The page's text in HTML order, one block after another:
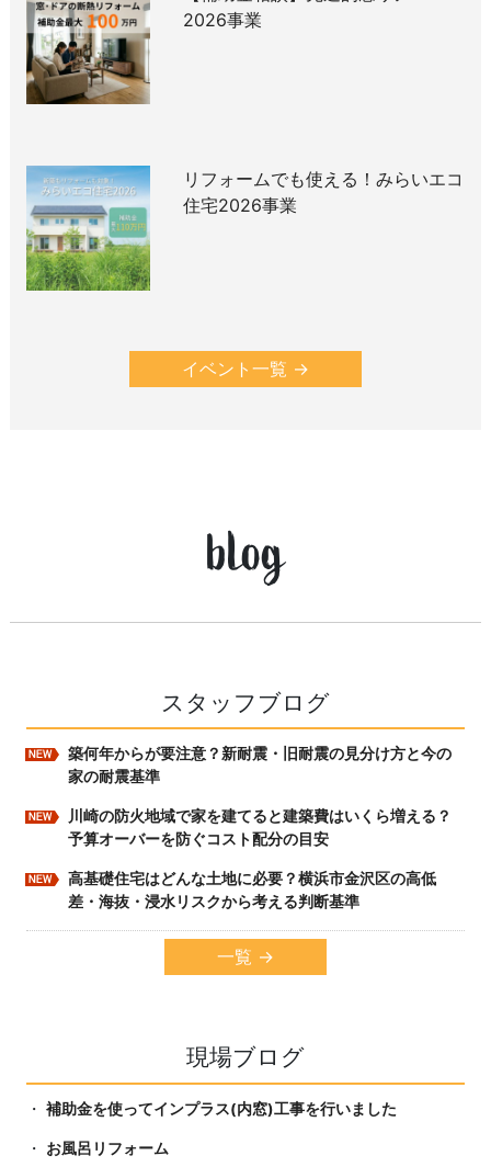
2026事業
リフォームでも使える！みらいエコ
住宅2026事業
イベント一覧
blog
スタッフブログ
新着
築何年からが要注意？新耐震・旧耐震の見分け方と今の
家の耐震基準
新着
川崎の防火地域で家を建てると建築費はいくら増える？
予算オーバーを防ぐコスト配分の目安
新着
高基礎住宅はどんな土地に必要？横浜市金沢区の高低
差・海抜・浸水リスクから考える判断基準
一覧
現場ブログ
補助金を使ってインプラス(内窓)工事を行いました
お風呂リフォーム